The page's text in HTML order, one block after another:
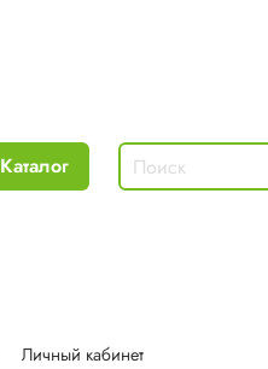
Каталог
Личный кабинет